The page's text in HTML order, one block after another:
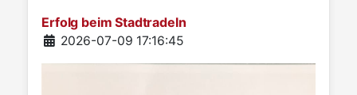
Erfolg beim Stadtradeln
Details
2026-07-09 17:16:45